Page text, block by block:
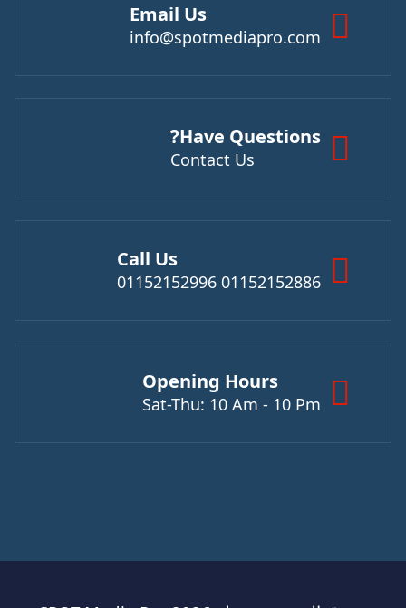
Email Us
info@spotmediapro.com
Have Questions?
Contact Us
Call Us
01152152886 01152152996
Opening Hours
Sat-Thu: 10 Am - 10 Pm